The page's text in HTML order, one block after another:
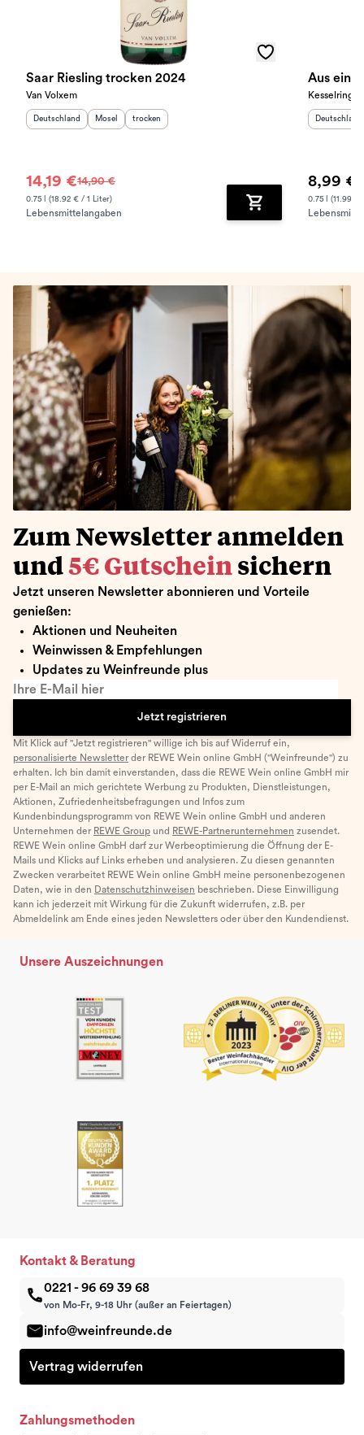
Saar Riesling trocken 2024
Van Volxem
Herkunftsland
Deutschland Herkunftsregion:
Mosel Geschmack
trocken
14,19 €14,90 €
0.75 l (18.92 € / 1 Liter)
Lebensmittelangaben Zum Warenkorb
Aus
Kesselring
Deutschland
8,99 €
0.75 l (11.99 €
Zum Newsletter anmelden
und 5€ Gutschein sichern
Jetzt unseren Newsletter abonnieren und Vorteile
genießen:
Aktionen und Neuheiten
Weinwissen & Empfehlungen
Updates zu Weinfreunde plus
Ihre E-Mail hier
Jetzt registrieren
Mit Klick auf "Jetzt registrieren" willige ich bis auf Widerruf ein,
personalisierte Newsletter der REWE Wein online GmbH ("Weinfreunde") zu
erhalten. Ich bin damit einverstanden, dass die REWE Wein online GmbH mir
per E-Mail an mich gerichtete Werbung zu Produkten, Dienstleistungen,
Aktionen, Zufriedenheitsbefragungen und Infos zum
Kundenbindungsprogramm von REWE Wein online GmbH und anderen
Unternehmen der REWE Group und REWE-Partnerunternehmen zusendet.
REWE Wein online GmbH darf zur Werbeoptimierung die Öffnung der E-
Mails und Klicks auf Links erheben und analysieren. Zu diesen genannten
Zwecken verarbeitet REWE Wein online GmbH meine personenbezogenen
Daten, wie in den Datenschutzhinweisen beschrieben. Diese Einwilligung
kann ich jederzeit mit Wirkung für die Zukunft widerrufen, z.B. per
Abmeldelink am Ende eines jeden Newsletters oder über den Kundendienst.
Unsere Auszeichnungen
Kontakt & Beratung
0221 - 96 69 39 68
von Mo-Fr, 9-18 Uhr (außer an Feiertagen)
info@weinfreunde.de
Vertrag widerrufen
Zahlungsmethoden